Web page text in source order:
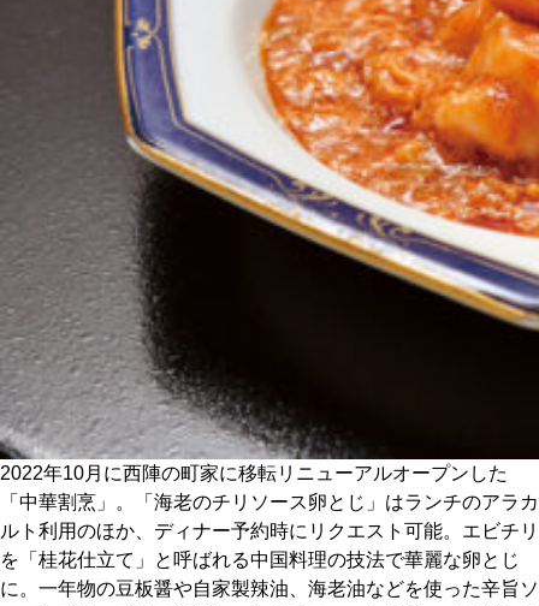
CULTURE
ABOUT US
Instagram
チケットプレゼント応募
MAIN MENU
SERIES
カレーが好き
2022年10月に西陣の町家に移転リニューアルオープンした
「中華割烹」。「海老のチリソース卵とじ」はランチのアラカ
ルト利用のほか、ディナー予約時にリクエスト可能。エビチリ
を「桂花仕立て」と呼ばれる中国料理の技法で華麗な卵とじ
に。一年物の豆板醤や自家製辣油、海老油などを使った辛旨ソ